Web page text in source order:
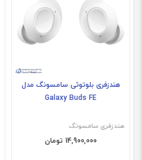
هندزفری بلوتوثی سامسونگ مدل
Galaxy Buds FE
هندزفری سامسونگ
14,900,000 تومان